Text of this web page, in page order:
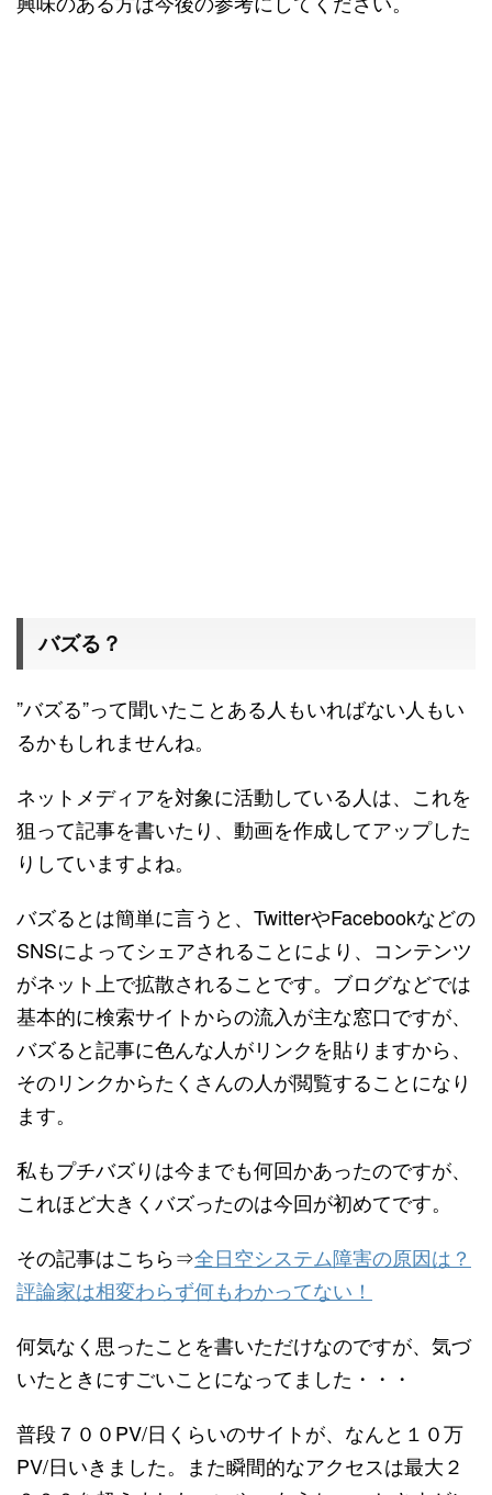
バズる？
”バズる”って聞いたことある人もいればない人もい
るかもしれませんね。
ネットメディアを対象に活動している人は、これを
狙って記事を書いたり、動画を作成してアップした
りしていますよね。
バズるとは簡単に言うと、TwitterやFacebookなどの
SNSによってシェアされることにより 、コンテンツ
がネット上で拡散されることです。ブログなどでは
基本的に検索サイトからの流入が主な窓口ですが、
バズると記事に色んな人がリンクを貼りますから、
そのリンクからたくさんの人が閲覧することになり
ます。
私もプチバズりは今までも何回かあったのですが、
これほど大きくバズったのは今回が初めてです。
その記事はこちら⇒全日空システム障害の原因は？
評論家は相変わらず何もわかってない！
何気なく思ったことを書いただけなのですが、気づ
いたときにすごいことになってました・・・
普段７００PV/日くらいのサイトが、なんと１０万
PV/日いきました。また瞬間的なアクセスは最大２